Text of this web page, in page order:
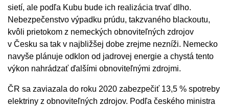
sietí, ale podľa Kubu bude ich realizácia trvať dlho.
Nebezpečenstvo výpadku prúdu, takzvaného blackoutu,
kvôli prietokom z nemeckých obnoviteľných zdrojov
v Česku sa tak v najbližšej dobe zrejme nezníži. Nemecko
navyše plánuje odklon od jadrovej energie a chystá tento
výkon nahrádzať ďalšími obnoviteľnými zdrojmi.
ČR sa zaviazala do roku 2020 zabezpečiť 13,5 % spotreby
elektriny z obnoviteľných zdrojov. Podľa českého ministra